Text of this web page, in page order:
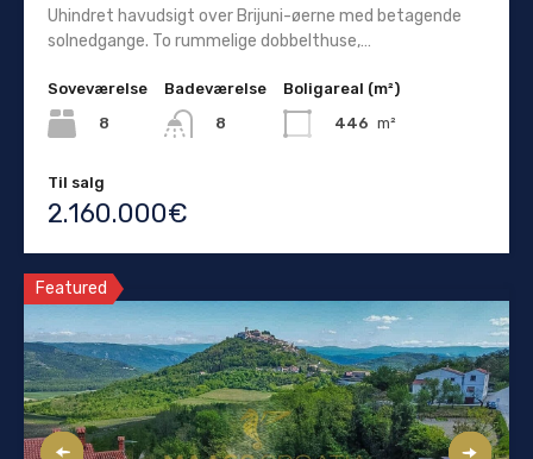
Uhindret havudsigt over Brijuni-øerne med betagende
solnedgange. To rummelige dobbelthuse,…
Soveværelse
8
Badeværelse
8
Boligareal (m²)
446 m²
Til salg
2.160.000€
Featured